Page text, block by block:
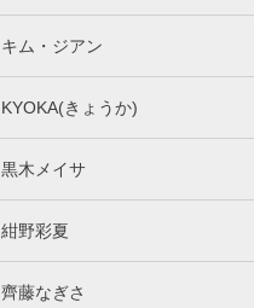
キム・ジアン
KYOKA(きょうか)
黒木メイサ
紺野彩夏
齊藤なぎさ